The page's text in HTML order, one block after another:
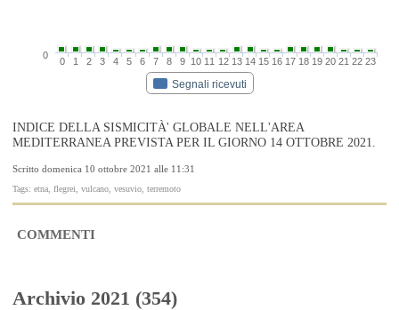
Segnali ricevuti
0 1 2 3 4 5 6 7 8 9 10 11 12 13 14 15 16 17 18 19 20 21 22 23
0
INDICE DELLA SISMICITÀ' GLOBALE NELL'AREA
MEDITERRANEA PREVISTA PER IL GIORNO 14 OTTOBRE 2021.
Scritto domenica 10 ottobre 2021 alle 11:31
Tags: etna, flegrei, vulcano, vesuvio, terremoto
COMMENTI
Archivio 2021 (354)